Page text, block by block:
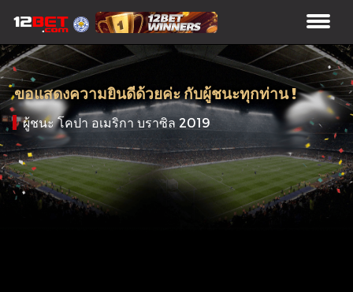
ขอแสดงความยินดีด้วยค่ะ กับผู้ชนะทุกท่าน !
ผู้ชนะ โคปา อเมริกา บราซิล 2019